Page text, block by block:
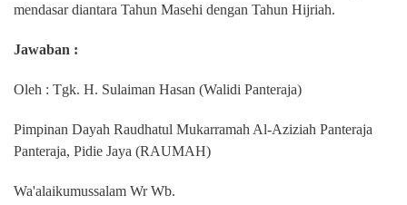
mendasar diantara Tahun Masehi dengan Tahun Hijriah.
Jawaban :
Oleh : Tgk. H. Sulaiman Hasan (Walidi Panteraja)
Pimpinan Dayah Raudhatul Mukarramah Al-Aziziah Panteraja
Panteraja, Pidie Jaya (RAUMAH)
Wa'alaikumussalam Wr Wb.